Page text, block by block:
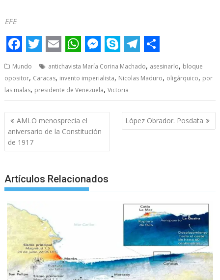
EFE
F
a
c
e
b
o
o
k
T
w
i
t
t
e
r
E
m
a
i
l
W
h
a
t
s
A
p
p
M
e
s
s
e
n
g
r
S
k
y
p
T
e
l
e
g
S
h
r
e
Mundo antichavista María Corina Machado, asesinarlo, bloque
opositor, Caracas, invento imperialista, Nicolas Maduro, oligárquico, por
las malas, presidente de Venezuela,Victoria
Post
navigation
AMLO menosprecia el
aniversario de la Constitución
de 1917
López Obrador. Posdata
Artículos Relacionados